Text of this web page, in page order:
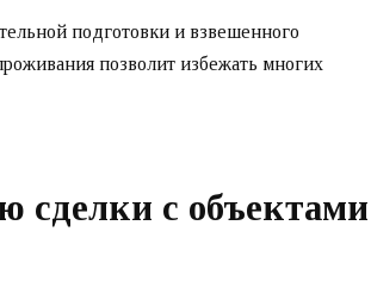
подготовки и взвешенного
позволит избежать многих
сделки с объектами